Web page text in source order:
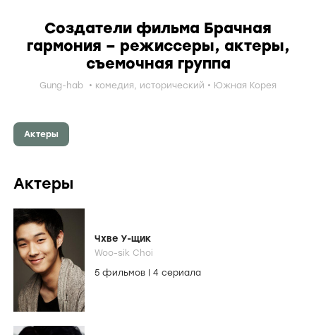
Создатели фильма Брачная
гармония – режиссеры, актеры,
съемочная группа
Gung-hab комедия, исторический Южная Корея
Актеры
Актеры
Чхве У-щик
Woo-sik Choi
5 фильмов
4 сериала